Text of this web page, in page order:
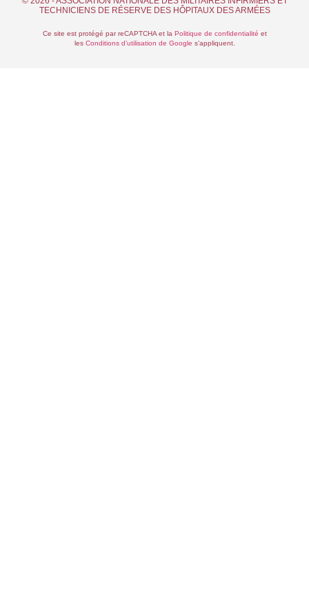
TECHNICIENS DE RÉSERVE DES HÔPITAUX DES ARMÉES
Ce site est protégé par reCAPTCHA et la Politique de confidentialité et
les Conditions d’utilisation de Google s’appliquent.